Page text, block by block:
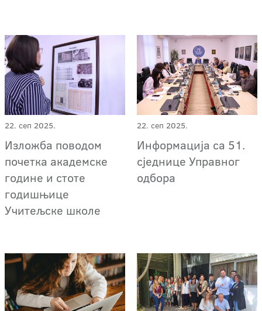
22. сеп 2025.
Изложба поводом
почетка академске
године и стоте
годишњице
Учитељске школе
22. сеп 2025.
Информација са 51.
сједнице Управног
одбора